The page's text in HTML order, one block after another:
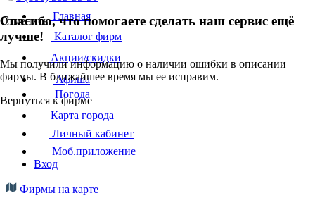
Отменить
Спасибо, что помогаете сделать наш сервис ещё
лучше!
Мы получили информацию о наличии ошибки в описании
фирмы. В ближайшее время мы ее исправим.
Вернуться к фирме
Главная
Каталог фирм
Акции/скидки
Афиша
Погода
Карта города
Личный кабинет
Моб.приложение
Вход
Фирмы на карте